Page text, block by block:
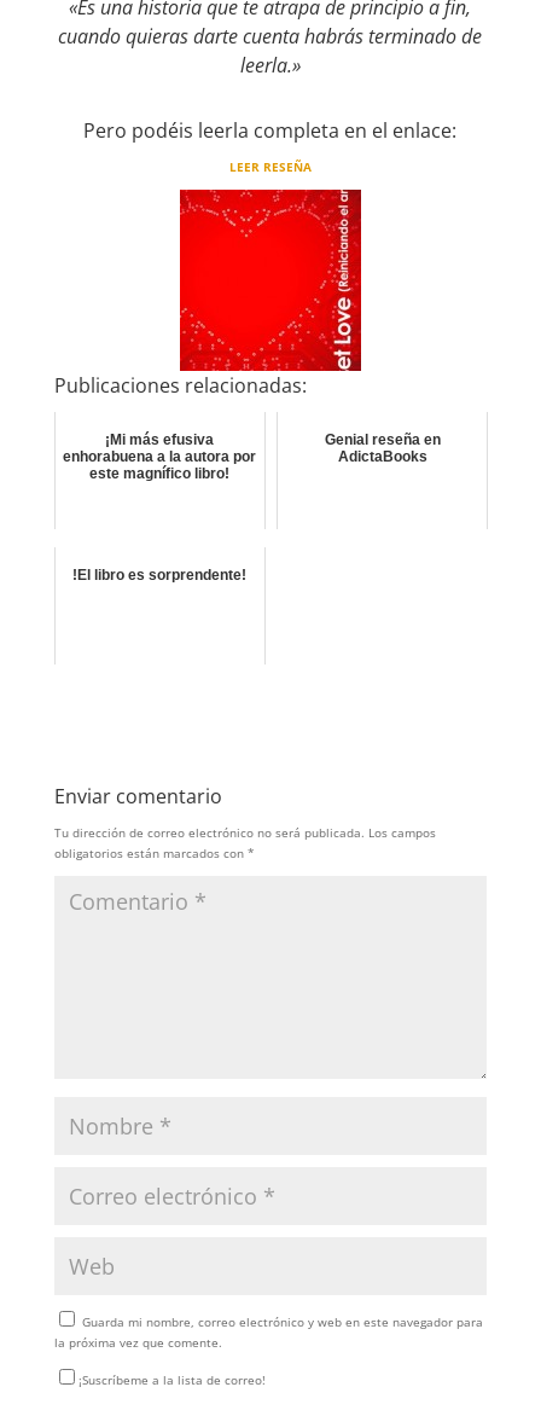
«Es una historia que te atrapa de principio a fin,
cuando quieras darte cuenta habrás terminado de
leerla.»
Pero podéis leerla completa en el enlace:
LEER RESEÑA
Publicaciones relacionadas:
¡Mi más efusiva
enhorabuena a la autora por
este magnífico libro!
Genial reseña en
AdictaBooks
!El libro es sorprendente!
Enviar comentario
Tu dirección de correo electrónico no será publicada. Los campos
obligatorios están marcados con *
Guarda mi nombre, correo electrónico y web en este navegador para
la próxima vez que comente.
¡Suscríbeme a la lista de correo!